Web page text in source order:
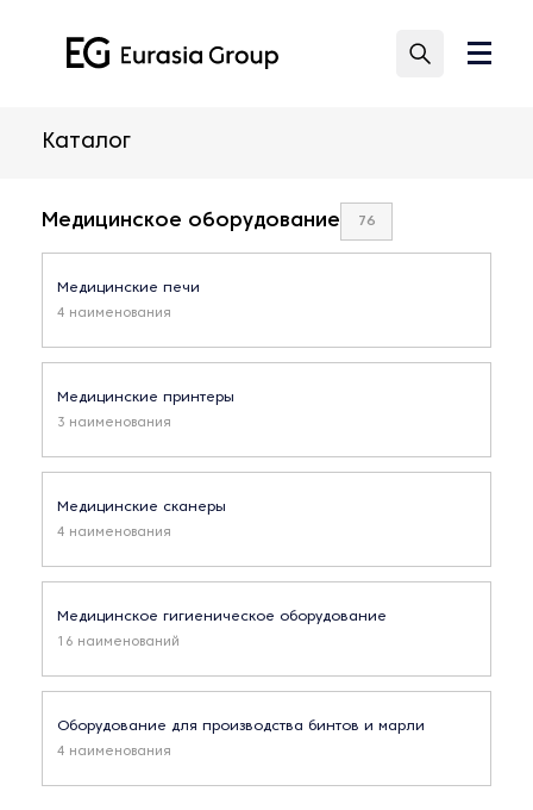
Каталог
Медицинское оборудование 76
Медицинские печи
4 наименования
Медицинские принтеры
3 наименования
Медицинские сканеры
4 наименования
Медицинское гигиеническое оборудование
16 наименований
Оборудование для производства бинтов и марли
4 наименования